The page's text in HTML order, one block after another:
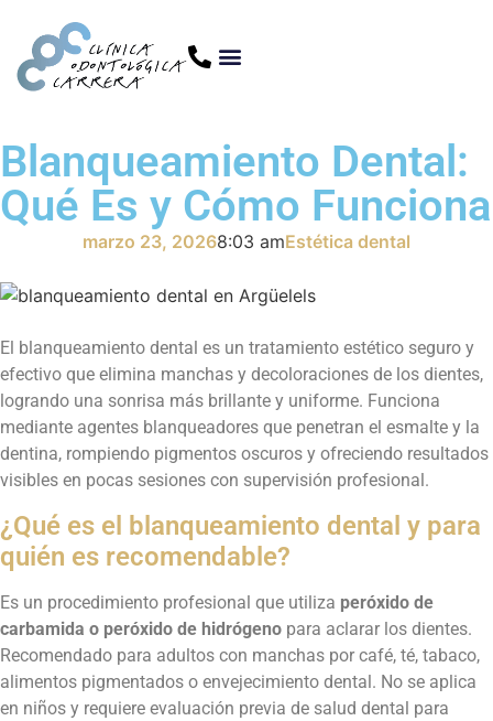
Blanqueamiento Dental:
Qué Es y Cómo Funciona
marzo 23, 20268:03 amEstética dental
El blanqueamiento dental es un tratamiento estético seguro y
efectivo que elimina manchas y decoloraciones de los dientes,
logrando una sonrisa más brillante y uniforme. Funciona
mediante agentes blanqueadores que penetran el esmalte y la
dentina, rompiendo pigmentos oscuros y ofreciendo resultados
visibles en pocas sesiones con supervisión profesional.
¿Qué es el blanqueamiento dental y para
quién es recomendable?
Es un procedimiento profesional que utiliza peróxido de
carbamida o peróxido de hidrógeno para aclarar los dientes.
Recomendado para adultos con manchas por café, té, tabaco,
alimentos pigmentados o envejecimiento dental. No se aplica
en niños y requiere evaluación previa de salud dental para